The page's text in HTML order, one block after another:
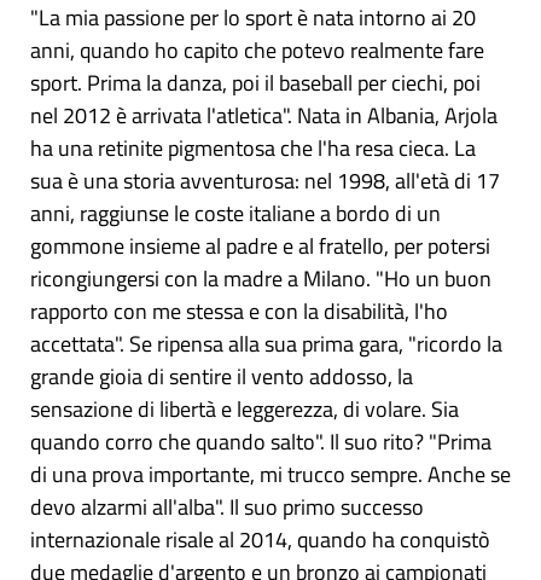
"La mia passione per lo sport è nata intorno ai 20
anni, quando ho capito che potevo realmente fare
sport. Prima la danza, poi il baseball per ciechi, poi
nel 2012 è arrivata l'atletica". Nata in Albania, Arjola
ha una retinite pigmentosa che l'ha resa cieca. La
sua è una storia avventurosa: nel 1998, all'età di 17
anni, raggiunse le coste italiane a bordo di un
gommone insieme al padre e al fratello, per potersi
ricongiungersi con la madre a Milano. "Ho un buon
rapporto con me stessa e con la disabilità, l'ho
accettata". Se ripensa alla sua prima gara, "ricordo la
grande gioia di sentire il vento addosso, la
sensazione di libertà e leggerezza, di volare. Sia
quando corro che quando salto". Il suo rito? "Prima
di una prova importante, mi trucco sempre. Anche se
devo alzarmi all'alba". Il suo primo successo
internazionale risale al 2014, quando ha conquistò
due medaglie d'argento e un bronzo ai campionati